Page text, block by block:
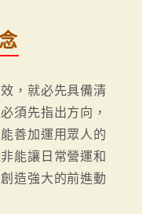
，就必先具備清
須先指出方向，
善加運用眾人的
能讓日常營運和
造強大的前進動